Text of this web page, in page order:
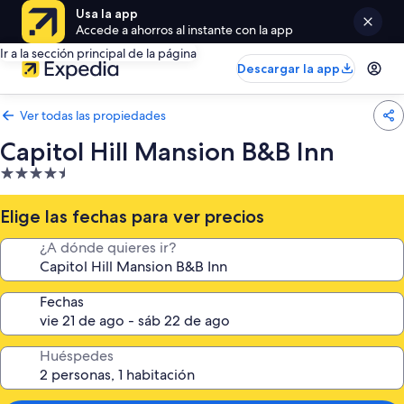
Usa la app
Accede a ahorros al instante con la app
Ir a la sección principal de la página
Descargar la app
Ver todas las propiedades
Capitol Hill Mansion B&B Inn
Propiedad
de
4.5
estrellas
Elige las fechas para ver precios
¿A dónde quieres ir?
Fechas
Huéspedes